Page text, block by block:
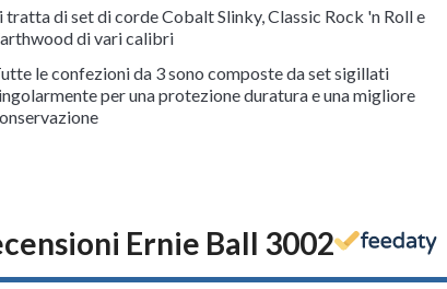
tratta di set di corde Cobalt Slinky, Classic Rock 'n Roll e
di vari calibri
le confezioni da 3 sono composte da set sigillati
per una protezione duratura e una migliore
Ernie Ball 3002